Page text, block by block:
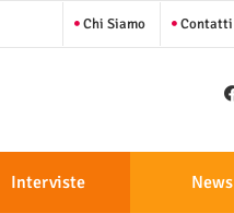
Chi Siamo Contatti
Interviste News